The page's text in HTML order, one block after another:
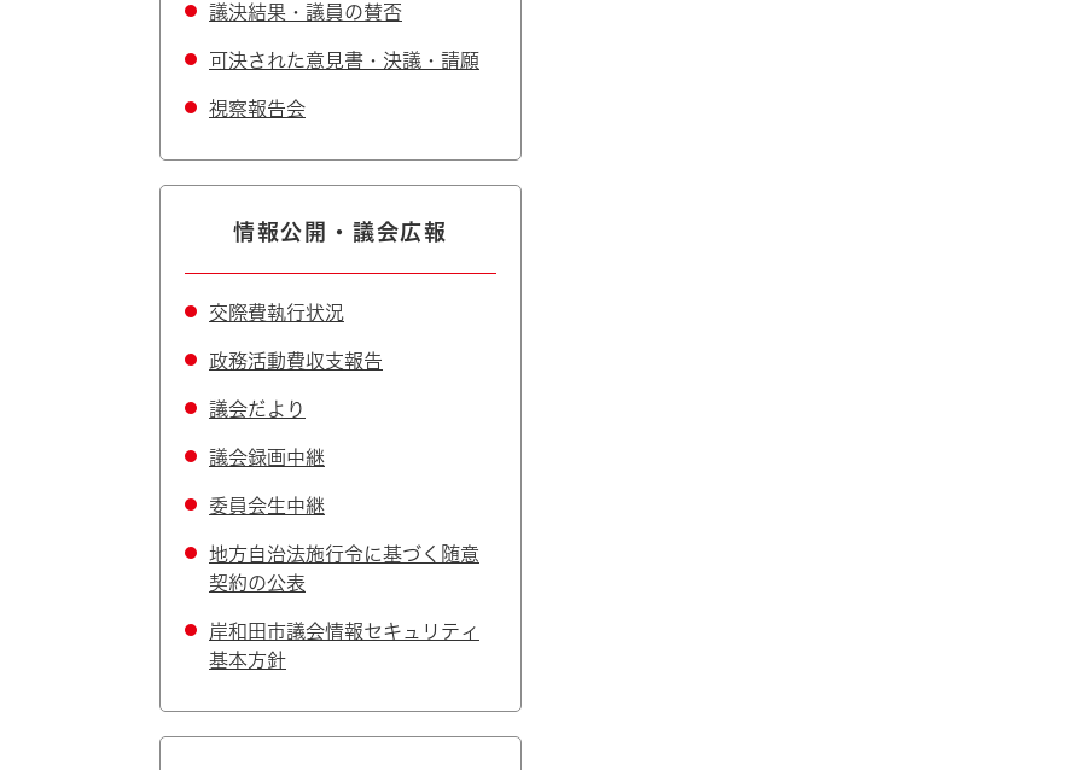
議決結果・議員の賛否
可決された意見書・決議・請願
視察報告会
情報公開・議会広報
交際費執行状況
政務活動費収支報告
議会だより
議会録画中継
委員会生中継
地方自治法施行令に基づく随意
契約の公表
岸和田市議会情報セキュリティ
基本方針